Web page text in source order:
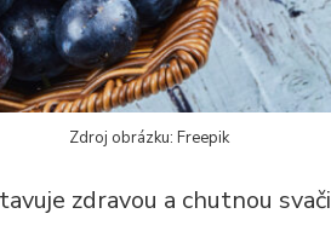
Zdroj obrázku: Freepik
zdravou a chutnou